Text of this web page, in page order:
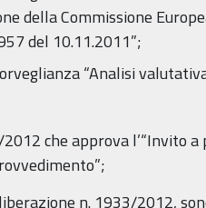
della Commissione
del 10.11.2011”;
“Analisi
che approva l’“Invito
n. 1933/2012,